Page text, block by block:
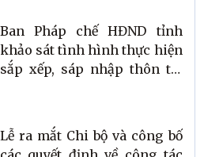
Ban Pháp chế HĐND tỉnh
khảo sát tình hình thực hiện
sắp xếp, sáp nhập thôn tại
Lễ ra mắt Chi bộ và công bố